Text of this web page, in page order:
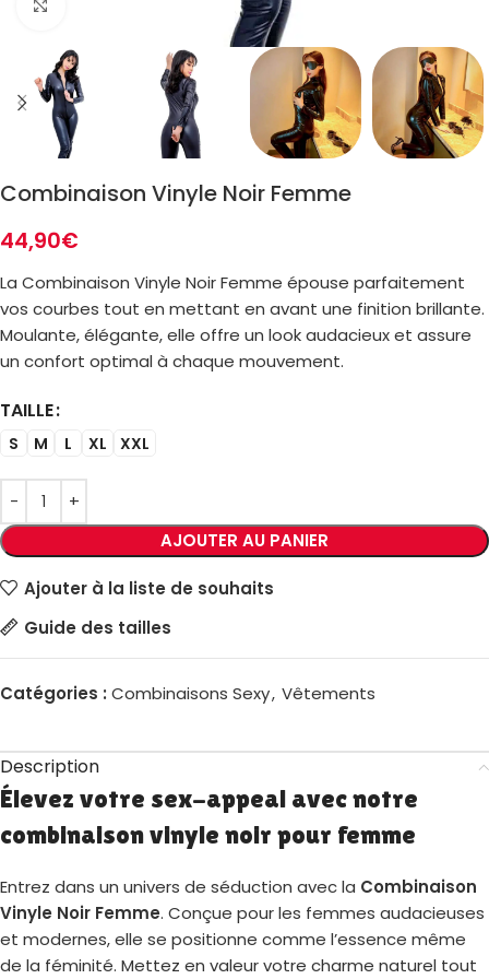
Combinaison Vinyle Noir Femme
44,90€
La Combinaison Vinyle Noir Femme épouse parfaitement
vos courbes tout en mettant en avant une finition brillante.
Moulante, élégante, elle offre un look audacieux et assure
un confort optimal à chaque mouvement.
TAILLE
S M L XL XXL
AJOUTER AU PANIER
Ajouter à la liste de souhaits
Guide des tailles
Catégories : Combinaisons Sexy, Vêtements
Description
Élevez votre sex-appeal avec notre
combinaison vinyle noir pour femme
Entrez dans un univers de séduction avec la Combinaison
Vinyle Noir Femme. Conçue pour les femmes audacieuses
et modernes, elle se positionne comme l’essence même
de la féminité. Mettez en valeur votre charme naturel tout